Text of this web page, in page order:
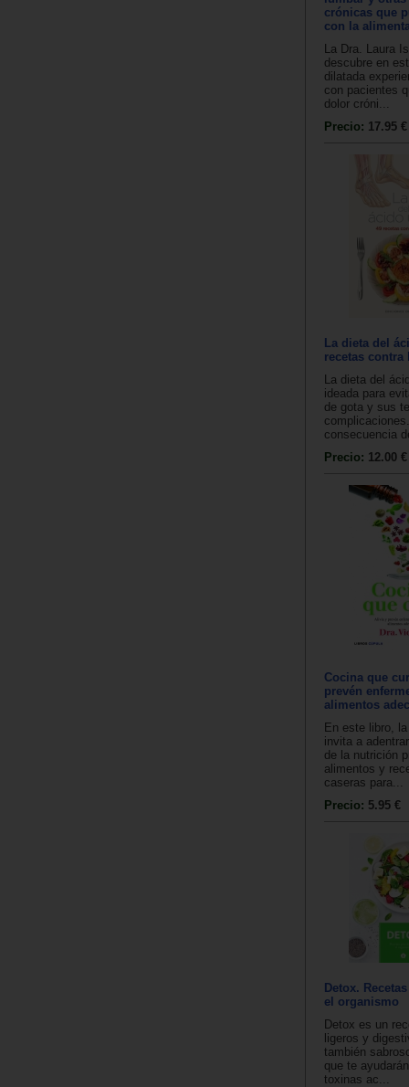
crónicas que
con la
La Dra. Laura
descubre en
dilatada
con pacientes
dolor cróni...
Precio: 17.95 €
La dieta del
recetas contra
La dieta del
ideada para
de gota y sus
consecuencia
Precio: 12.00 €
Cocina que
prevén
alimentos
En este libro,
invita a
de la nutrición
alimentos y
caseras para...
Precio: 5.95 €
Detox.
el organismo
Detox es un
ligeros y
también
que te
toxinas ac...